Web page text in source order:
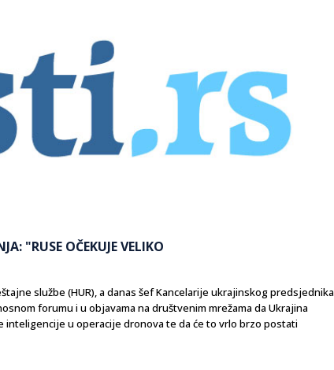
"RUSE OČEKUJE VELIKO
službe (HUR), a danas šef Kancelarije ukrajinskog predsjednika
forumu i u objavama na društvenim mrežama da Ukrajina
u operacije dronova te da će to vrlo brzo postati